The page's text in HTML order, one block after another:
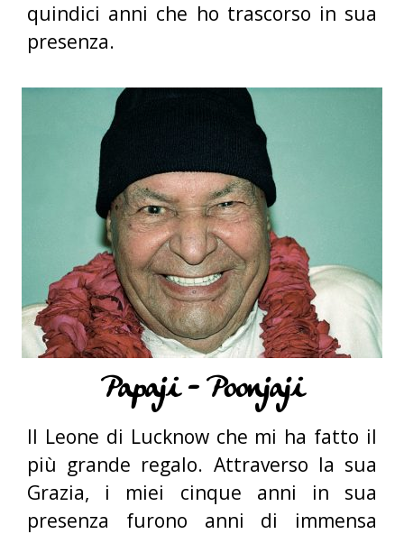
quindici anni che ho trascorso in sua
presenza.
Papaji - Poonjaji
Il Leone di Lucknow che mi ha fatto il
più grande regalo. Attraverso la sua
Grazia, i miei cinque anni in sua
presenza furono anni di immensa